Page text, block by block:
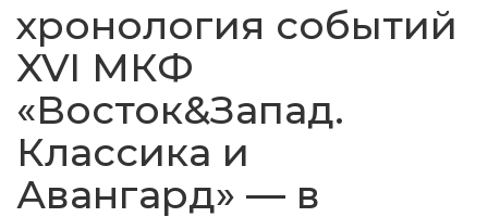
хронология событий
XVI МКФ
«Восток&Запад.
Классика и
Авангард» — в